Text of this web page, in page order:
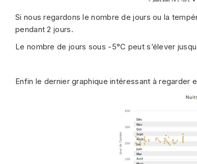
Si nous regardons le nombre de jours ou la
pendant 2 jours.
Le nombre de jours sous -5°C peut s’élever
Enfin le dernier graphique intéressant à regarder